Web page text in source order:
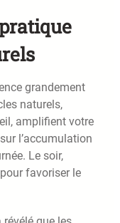
grandement
naturels,
amplifient votre
l’accumulation
Le soir,
favoriser le